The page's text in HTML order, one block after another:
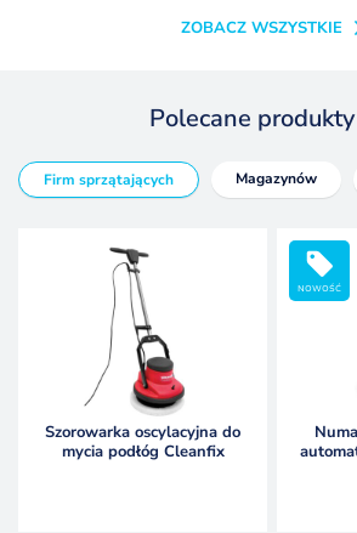
ZOBACZ WSZYSTKIE
Polecane
Firm sprzątających Magazynów
Szorowarka oscylacyjna do
mycia podłóg Cleanfix
NOWOŚĆ